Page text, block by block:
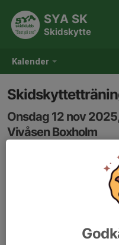
Kalender
SYA SK
Skidskytte
Onsdag 12 nov
Vivåsen Boxholm